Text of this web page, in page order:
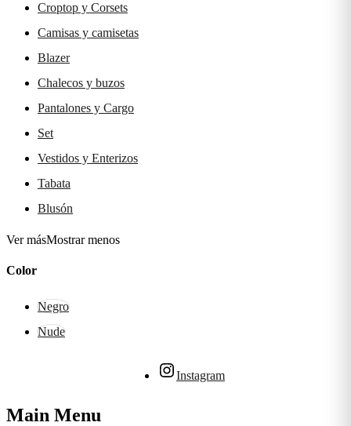
Croptop y Corsets
Camisas y camisetas
Blazer
Chalecos y buzos
Pantalones y Cargo
Set
Vestidos y Enterizos
Tabata
Blusón
Ver másMostrar menos
Color
Negro
Nude
Instagram
Main Menu